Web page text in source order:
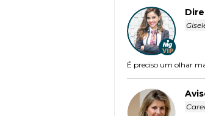
É preciso um olhar